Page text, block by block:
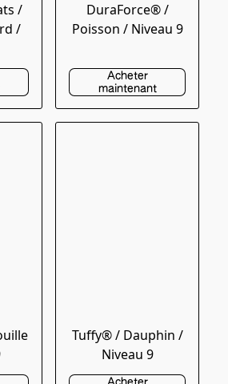
/
/
DuraForce® /
Poisson / Niveau 9
Acheter
maintenant
Tuffy® / Dauphin /
Niveau 9